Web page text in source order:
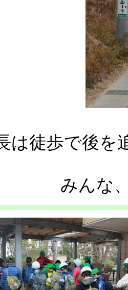
は徒歩で後を
みんな